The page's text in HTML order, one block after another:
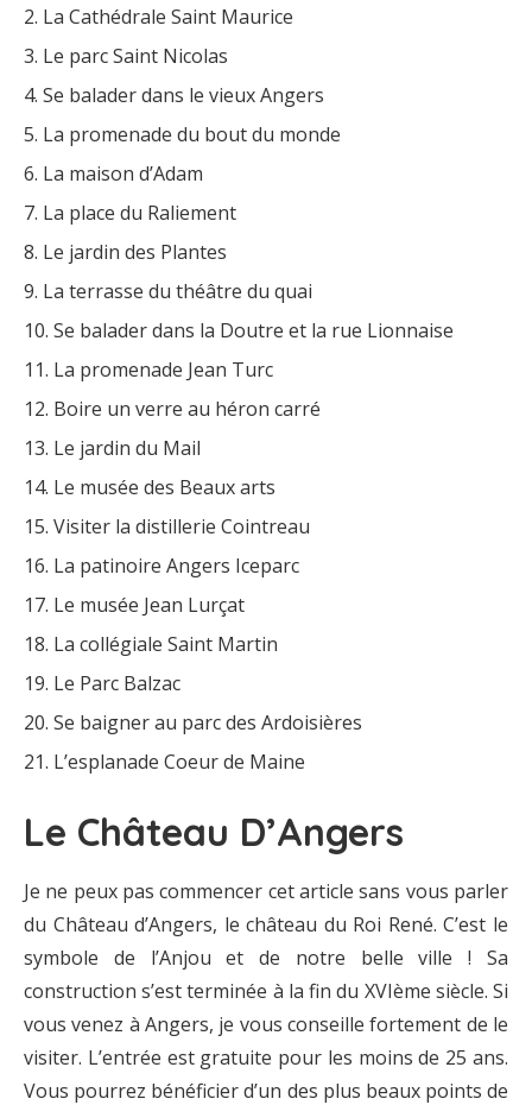
La Cathédrale Saint Maurice
Le parc Saint Nicolas
Se balader dans le vieux Angers
La promenade du bout du monde
La maison d’Adam
La place du Raliement
Le jardin des Plantes
La terrasse du théâtre du quai
Se balader dans la Doutre et la rue Lionnaise
La promenade Jean Turc
Boire un verre au héron carré
Le jardin du Mail
Le musée des Beaux arts
Visiter la distillerie Cointreau
La patinoire Angers Iceparc
Le musée Jean Lurçat
La collégiale Saint Martin
Le Parc Balzac
Se baigner au parc des Ardoisières
L’esplanade Coeur de Maine
Le Château D’Angers
Je ne peux pas commencer cet article sans vous parler
du Château d’Angers, le château du Roi René. C’est le
symbole de l’Anjou et de notre belle ville ! Sa
construction s’est terminée à la fin du XVIème siècle. Si
vous venez à Angers, je vous conseille fortement de le
visiter. L’entrée est gratuite pour les moins de 25 ans.
Vous pourrez bénéficier d’un des plus beaux points de